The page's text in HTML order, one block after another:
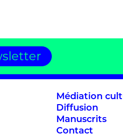
Médiation
Diffusion
Manuscrits
Contact